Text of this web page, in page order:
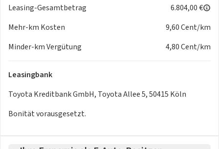
Load (öffnen + schliessen)
-Müdigkeitserkennungs-Sensor
-Pre-Collision-System (PCS)
Android Auto)
-Totwinkel-Assistent (BLIS)
-Zentralverriegelung / Startanlage Smart-Key - Entry &
Leasing-Gesamtbetrag
6.804,00 €
Mehr-km Kosten
9,60 Cent/km
Minder-km Vergütung
4,80 Cent/km
Leasingbank
Toyota Kreditbank GmbH, Toyota Allee 5, 50415 Köln
Bonität vorausgesetzt.